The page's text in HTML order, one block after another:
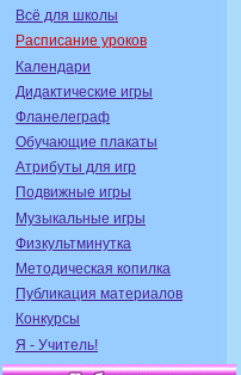
Всё для школы
Расписание уроков
Календари
Дидактические игры
Фланелеграф
Обучающие плакаты
Атрибуты для игр
Подвижные игры
Музыкальные игры
Физкультминутка
Методическая копилка
Публикация материалов
Конкурсы
Я - Учитель!